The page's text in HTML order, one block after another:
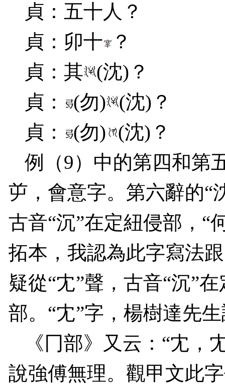
貞：五十人？
貞：卯十 ？
貞：其
(沈) ？
貞：
(勿) (沈) ？
貞：
(勿) (沈) ？
例（9）中的第四和第
屰，會意字。第六辭的“
古音“沉”在定紐侵部，“
拓本，我認為此字寫法
疑從“冘”聲，古音“沉”
部。“冘”字，楊樹達先
《冂部》又云：“冘
說強傅無理。觀甲文此